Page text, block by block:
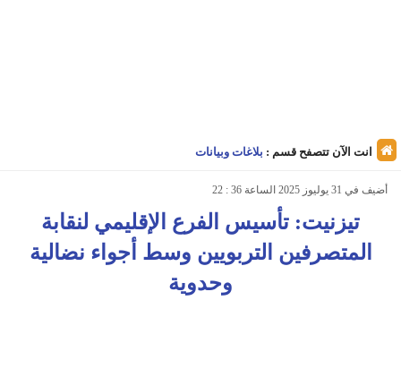
انت الآن تتصفح قسم : بلاغات وبيانات
أضيف في 31 يوليوز 2025 الساعة 36 : 22
تيزنيت: تأسيس الفرع الإقليمي لنقابة
المتصرفين التربويين وسط أجواء نضالية
وحدوية